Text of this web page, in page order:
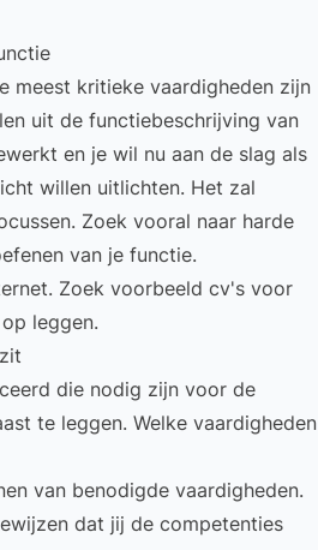
meest kritieke vaardigheden zijn
uit de functiebeschrijving van
en je wil nu aan de slag als
willen uitlichten. Het zal
Zoek vooral naar harde
van je functie.
Zoek voorbeeld cv's voor
leggen.
die nodig zijn voor de
te leggen. Welke vaardigheden
van benodigde vaardigheden.
dat jij de competenties